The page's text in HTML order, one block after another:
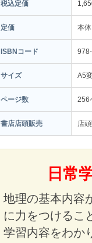
税込定価
定価 本
ISBNコード
サイズ A5
ページ数 256
書店店頭販売 店
日常
地理の基本内容
に力をつけるこ
学習内容をわか